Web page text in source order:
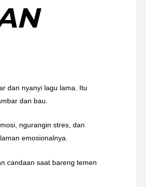
dan nyanyi lagu lama. Itu
dan bau.
ngurangin stres, dan
emosionalnya.
candaan saat bareng temen